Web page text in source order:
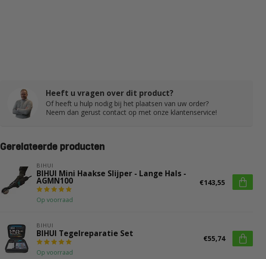
Heeft u vragen over dit product?
Of heeft u hulp nodig bij het plaatsen van uw order?
Neem dan gerust contact op met onze klantenservice!
Gerelateerde producten
BIHUI
BIHUI Mini Haakse Slijper - Lange Hals -
AGMN100
Op voorraad
€143,55
BIHUI
BIHUI Tegelreparatie Set
Op voorraad
€55,74